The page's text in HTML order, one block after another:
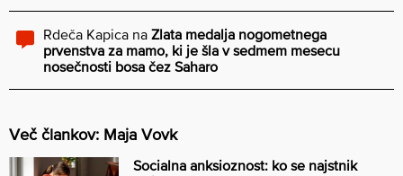
Rdeča Kapica na Zlata medalja nogometnega
prvenstva za mamo, ki je šla v sedmem mesecu
nosečnosti bosa čez Saharo
Več člankov: Maja Vovk
Socialna anksioznost: ko se najstnik